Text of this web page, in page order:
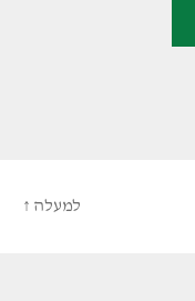
למעלה ↑